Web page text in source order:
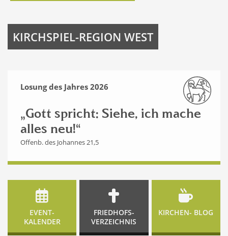
KIRCHSPIEL-REGION WEST
Losung des Jahres 2026
„Gott spricht: Siehe, ich mache
alles neu!“
Offenb. des Johannes 21,5
EVENT-
KALENDER
FRIEDHOFS-
VERZEICHNIS
KIRCHEN- BLOG